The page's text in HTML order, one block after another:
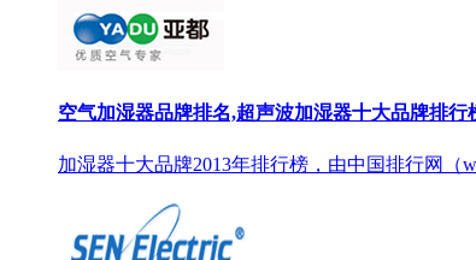
空气加湿器品牌排名,超声波加湿器十大品牌排行
加湿器十大品牌2013年排行榜，由中国排行网（